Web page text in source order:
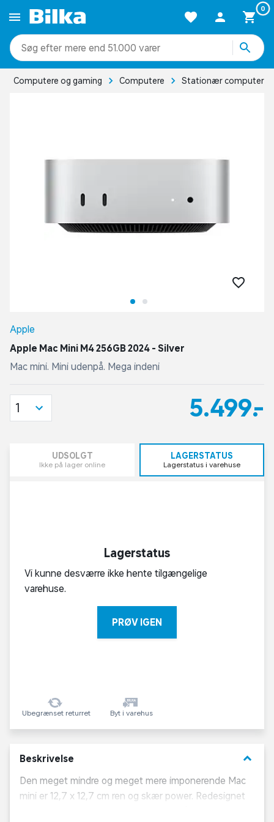
0
mere end 51.000 varer
Computere og gaming Computere Stationær computer
Apple
Apple Mac Mini M4 256GB 2024 - Silver
Mac mini. Mini udenpå. Mega indeni
5.499,-
1
UDSOLGT
Ikke på lager online
LAGERSTATUS
Lagerstatus i varehuse
Lagerstatus
Vi kunne desværre ikke hente tilgængelige
varehuse.
PRØV IGEN
Ubegrænset returret Byt i varehus
Beskrivelse keyboard_arrow_down
Den meget mindre og meget mere imponerende Mac
mini er 12,7 x 12,7 cm ren og skær power. Redesignet